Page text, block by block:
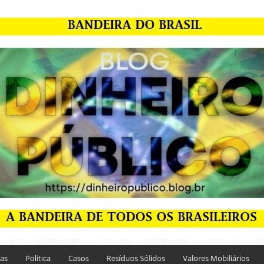
Politica Casos Resíduos Sólidos Valores Mobiliários